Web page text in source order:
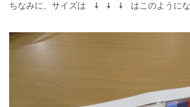
ちなみに、サイズは ↓ ↓ ↓ はこのようにな